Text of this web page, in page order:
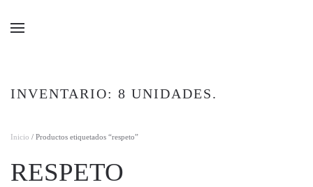
INVENTARIO: 8 UNIDADES.
Inicio / Productos etiquetados “respeto”
RESPETO